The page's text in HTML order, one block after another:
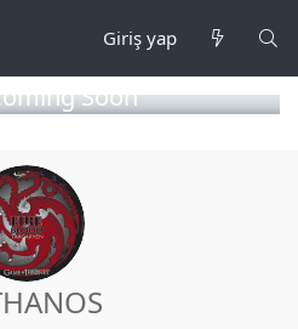
Giriş yap
Soon